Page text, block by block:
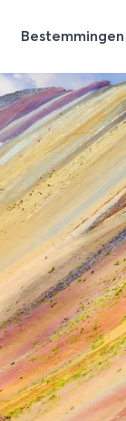
Bestemmingen